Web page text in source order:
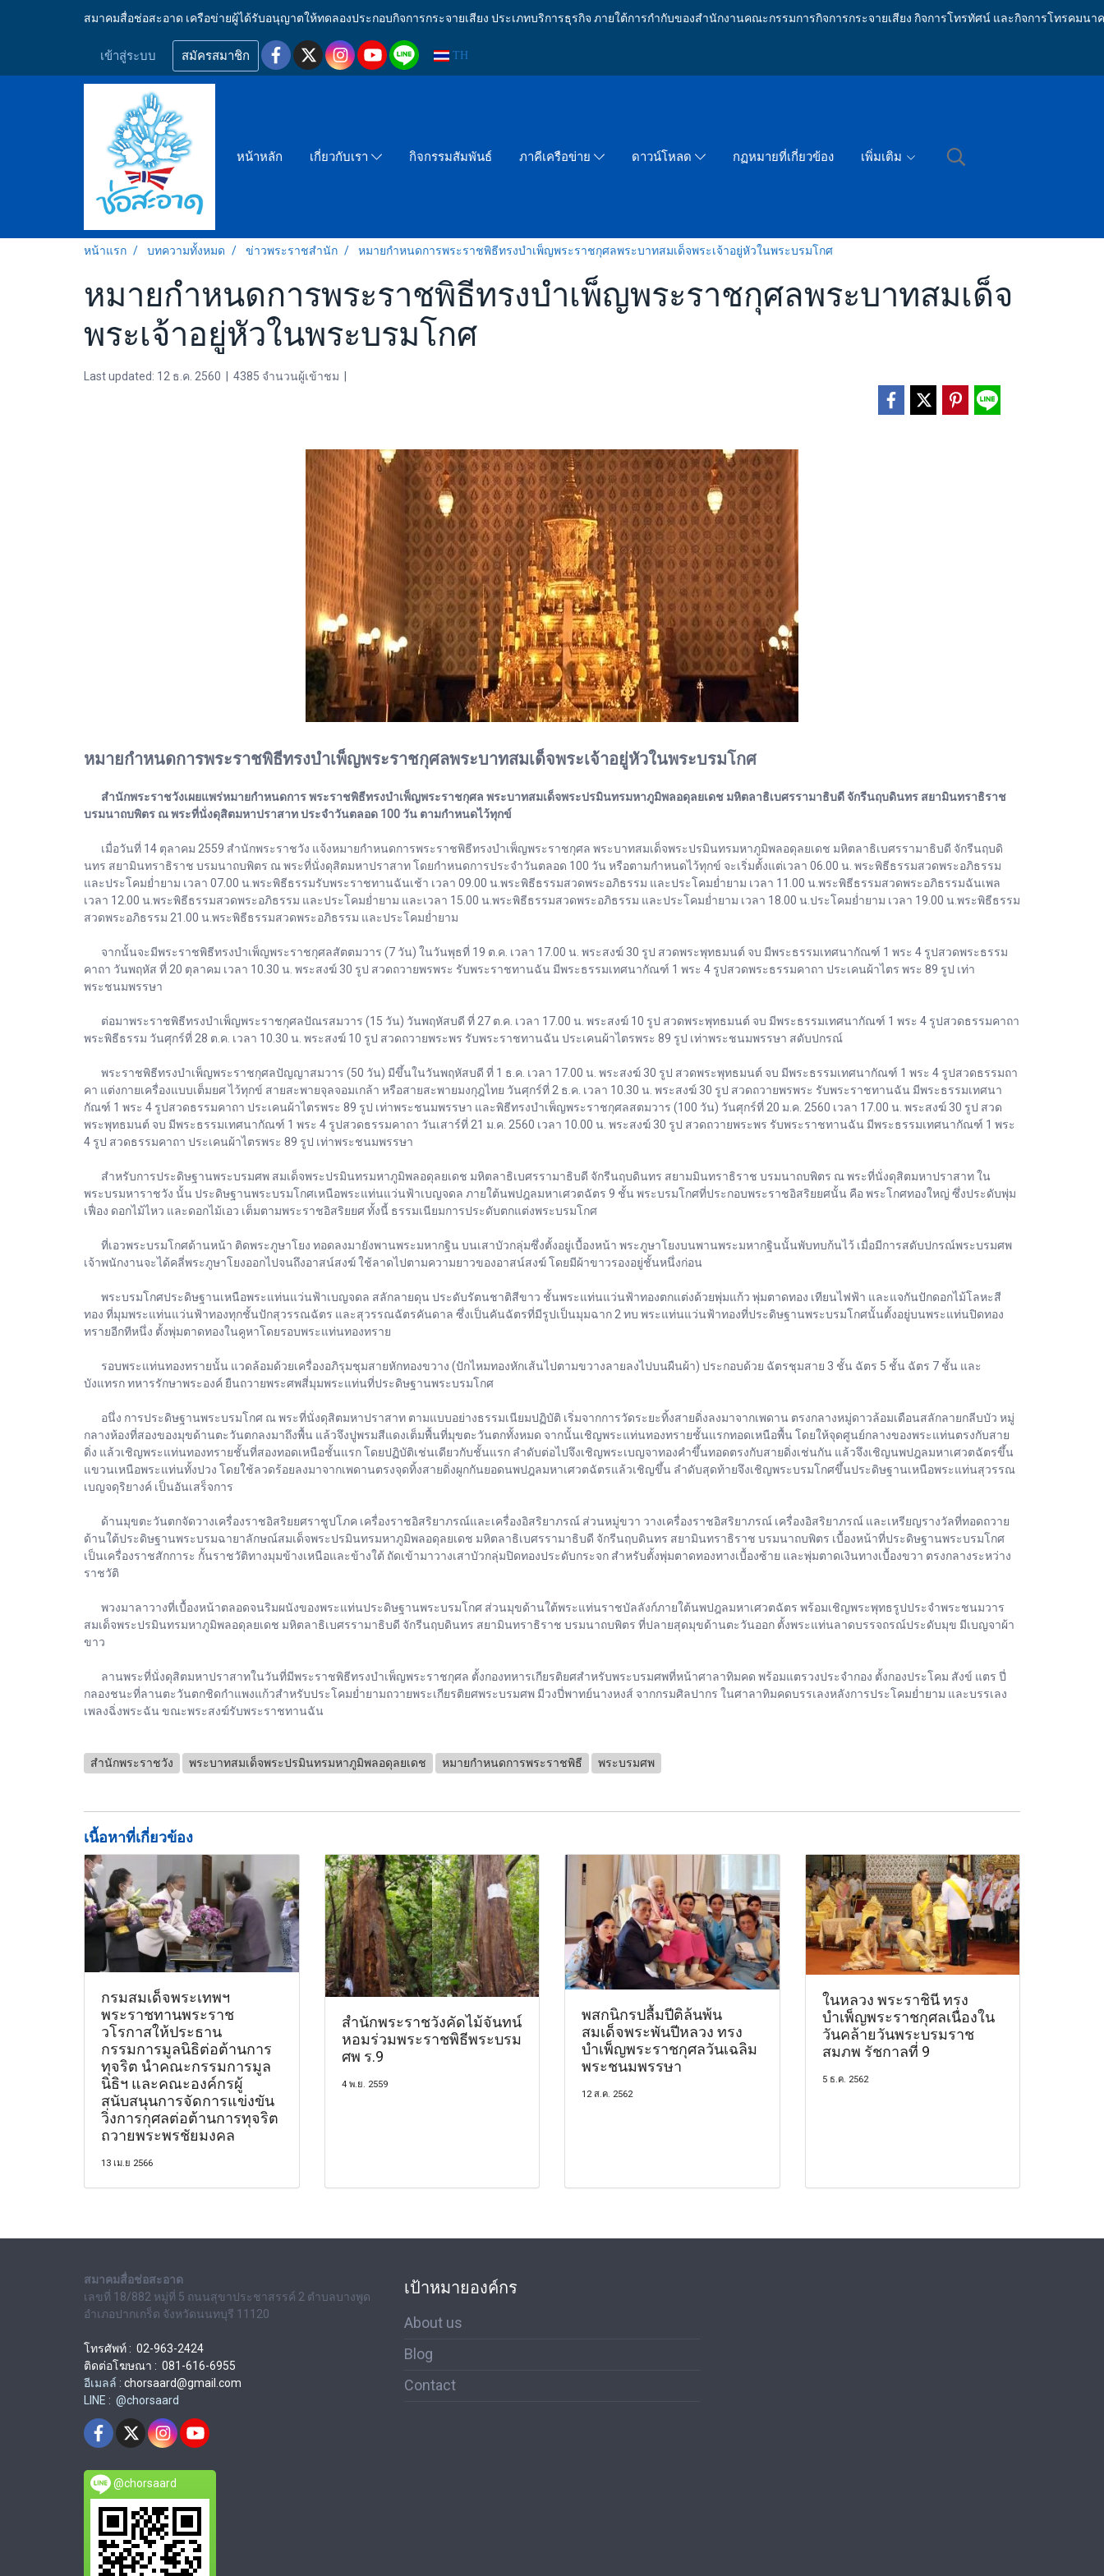
สมาคมสื่อช่อสะอาด เครือข่ายผู้ได้รับอนุญาตให้ทดลองประกอบกิจการกระจายเสียง ประเภทบริการธุรกิจ ภายใต้การกำกับของสำนักงานคณะกรรมการกิจการกระจายเสียง กิจการโทรทัศน์ และกิจการโทรคมนา
เข้าสู่ระบบ สมัครสมาชิก TH
หน้าหลัก เกี่ยวกับเรา กิจกรรมสัมพันธ์ ภาคีเครือข่าย ดาวน์โหลด กฏหมายที่เกี่ยวข้อง เพิ่มเติม
หน้าแรก บทความทั้งหมด ข่าวพระราชสำนัก หมายกำหนดการพระราชพิธีทรงบำเพ็ญพระราชกุศลพระบาทสมเด็จพระเจ้าอยู่หัวในพระบรมโกศ
หมายกำหนดการพระราชพิธีทรงบำเพ็ญพระราชกุศลพระบาทสมเด็จ
พระเจ้าอยู่หัวในพระบรมโกศ
Last updated: 12 ธ.ค. 2560 4385 จำนวนผู้เข้าชม
หมายกำหนดการพระราชพิธีทรงบำเพ็ญพระราชกุศลพระบาทสมเด็จพระเจ้าอยู่หัวในพระบรมโกศ
สำนักพระราชวังเผยแพร่หมายกำหนดการ พระราชพิธีทรงบำเพ็ญพระราชกุศล พระบาทสมเด็จพระปรมินทรมหาภูมิพลอดุลยเดช มหิตลาธิเบศรรามาธิบดี จักรีนฤบดินทร สยามินทราธิราช
บรมนาถบพิตร ณ พระที่นั่งดุสิตมหาปราสาท ประจำวันตลอด 100 วัน ตามกำหนดไว้ทุกข์
เมื่อวันที่ 14 ตุลาคม 2559 สำนักพระราชวัง แจ้งหมายกำหนดการพระราชพิธีทรงบำเพ็ญพระราชกุศล พระบาทสมเด็จพระปรมินทรมหาภูมิพลอดุลยเดช มหิตลาธิเบศรรามาธิบดี จักรีนฤบดิ
นทร สยามินทราธิราช บรมนาถบพิตร ณ พระที่นั่งดุสิตมหาปราสาท โดยกำหนดการประจำวันตลอด 100 วัน หรือตามกำหนดไว้ทุกข์ จะเริ่มตั้งแต่เวลา 06.00 น. พระพิธีธรรมสวดพระอภิธรรม
และประโคมย่ำยาม เวลา 07.00 น.พระพิธีธรรมรับพระราชทานฉันเช้า เวลา 09.00 น.พระพิธีธรรมสวดพระอภิธรรม และประโคมย่ำยาม เวลา 11.00 น.พระพิธีธรรมสวดพระอภิธรรมฉันเพล
เวลา 12.00 น.พระพิธีธรรมสวดพระอภิธรรม และประโคมย่ำยาม และเวลา 15.00 น.พระพิธีธรรมสวดพระอภิธรรม และประโคมย่ำยาม เวลา 18.00 น.ประโคมย่ำยาม เวลา 19.00 น.พระพิธีธรรม
สวดพระอภิธรรม 21.00 น.พระพิธีธรรมสวดพระอภิธรรม และประโคมย่ำยาม
จากนั้นจะมีพระราชพิธีทรงบำเพ็ญพระราชกุศลสัตตมวาร (7 วัน) ในวันพุธที่ 19 ต.ค. เวลา 17.00 น. พระสงฆ์ 30 รูป สวดพระพุทธมนต์ จบ มีพระธรรมเทศนากัณฑ์ 1 พระ 4 รูปสวดพระธรรม
คาถา วันพฤหัส ที่ 20 ตุลาคม เวลา 10.30 น. พระสงฆ์ 30 รูป สวดถวายพรพระ รับพระราชทานฉัน มีพระธรรมเทศนากัณฑ์ 1 พระ 4 รูปสวดพระธรรมคาถา ประเคนผ้าไตร พระ 89 รูป เท่า
พระชนมพรรษา
ต่อมาพระราชพิธีทรงบำเพ็ญพระราชกุศลปัณรสมวาร (15 วัน) วันพฤหัสบดี ที่ 27 ต.ค. เวลา 17.00 น. พระสงฆ์ 10 รูป สวดพระพุทธมนต์ จบ มีพระธรรมเทศนากัณฑ์ 1 พระ 4 รูปสวดธรรมคาถา
พระพิธีธรรม วันศุกร์ที่ 28 ต.ค. เวลา 10.30 น. พระสงฆ์ 10 รูป สวดถวายพระพร รับพระราชทานฉัน ประเคนผ้าไตรพระ 89 รูป เท่าพระชนมพรรษา สดับปกรณ์
พระราชพิธีทรงบำเพ็ญพระราชกุศลปัญญาสมวาร (50 วัน) มีขึ้นในวันพฤหัสบดี ที่ 1 ธ.ค. เวลา 17.00 น. พระสงฆ์ 30 รูป สวดพระพุทธมนต์ จบ มีพระธรรมเทศนากัณฑ์ 1 พระ 4 รูปสวดธรรมถา
คา แต่งกายเครื่องแบบเต็มยศ ไว้ทุกข์ สายสะพายจุลจอมเกล้า หรือสายสะพายมงกุฎไทย วันศุกร์ที่ 2 ธ.ค. เวลา 10.30 น. พระสงฆ์ 30 รูป สวดถวายพรพระ รับพระราชทานฉัน มีพระธรรมเทศนา
กัณฑ์ 1 พระ 4 รูปสวดธรรมคาถา ประเคนผ้าไตรพระ 89 รูป เท่าพระชนมพรรษา และพิธีทรงบำเพ็ญพระราชกุศลสตมวาร (100 วัน) วันศุกร์ที่ 20 ม.ค. 2560 เวลา 17.00 น. พระสงฆ์ 30 รูป สวด
พระพุทธมนต์ จบ มีพระธรรมเทศนากัณฑ์ 1 พระ 4 รูปสวดธรรมคาถา วันเสาร์ที่ 21 ม.ค. 2560 เวลา 10.00 น. พระสงฆ์ 30 รูป สวดถวายพระพร รับพระราชทานฉัน มีพระธรรมเทศนากัณฑ์ 1 พระ
4 รูป สวดธรรมคาถา ประเคนผ้าไตรพระ 89 รูป เท่าพระชนมพรรษา
สำหรับการประดิษฐานพระบรมศพ สมเด็จพระปรมินทรมหาภูมิพลอดุลยเดช มหิตลาธิเบศรรามาธิบดี จักรีนฤบดินทร สยามมินทราธิราช บรมนาถบพิตร ณ พระที่นั่งดุสิตมหาปราสาท ใน
พระบรมหาราชวัง นั้น ประดิษฐานพระบรมโกศเหนือพระแท่นแว่นฟ้าเบญจดล ภายใต้นพปฎลมหาเศวตฉัตร 9 ชั้น พระบรมโกศที่ประกอบพระราชอิสริยยศนั้น คือ พระโกศทองใหญ่ ซึ่งประดับพุ่ม
เฟื่อง ดอกไม้ไหว และดอกไม้เอว เต็มตามพระราชอิสริยยศ ทั้งนี้ ธรรมเนียมการประดับตกแต่งพระบรมโกศ
ที่เอวพระบรมโกศด้านหน้า ติดพระภูษาโยง ทอดลงมายังพานพระมหากฐิน บนเสาบัวกลุ่มซึ่งตั้งอยู่เบื้องหน้า พระภูษาโยงบนพานพระมหากฐินนั้นพับทบก้นไว้ เมื่อมีการสดับปกรณ์พระบรมศพ
เจ้าพนักงานจะได้คลี่พระภูษาโยงออกไปจนถึงอาสน์สงฆ์ ใช้ลาดไปตามความยาวของอาสน์สงฆ์ โดยมีผ้าขาวรองอยู่ชั้นหนึ่งก่อน
พระบรมโกศประดิษฐานเหนือพระแท่นแว่นฟ้าเบญจดล สลักลายดุน ประดับรัตนชาติสีขาว ชั้นพระแท่นแว่นฟ้าทองตกแต่งด้วยพุ่มแก้ว พุ่มตาดทอง เทียนไฟฟ้า และแจกันปักดอกไม้โลหะสี
ทอง ที่มุมพระแท่นแว่นฟ้าทองทุกชั้นปักสุวรรณฉัตร และสุวรรณฉัตรคันดาล ซึ่งเป็นคันฉัตรที่มีรูปเป็นมุมฉาก 2 ทบ พระแท่นแว่นฟ้าทองที่ประดิษฐานพระบรมโกศนั้นตั้งอยู่บนพระแท่นปิดทอง
ทรายอีกทีหนึ่ง ตั้งพุ่มตาดทองในคูหาโดยรอบพระแท่นทองทราย
รอบพระแท่นทองทรายนั้น แวดล้อมด้วยเครื่องอภิรุมชุมสายหักทองขวาง (ปักไหมทองหักเส้นไปตามขวางลายลงไปบนผืนผ้า) ประกอบด้วย ฉัตรชุมสาย 3 ชั้น ฉัตร 5 ชั้น ฉัตร 7 ชั้น และ
บังแทรก ทหารรักษาพระองค์ ยืนถวายพระศพสี่มุมพระแท่นที่ประดิษฐานพระบรมโกศ
อนึ่ง การประดิษฐานพระบรมโกศ ณ พระที่นั่งดุสิตมหาปราสาท ตามแบบอย่างธรรมเนียมปฏิบัติ เริ่มจากการวัดระยะทิ้งสายดิ่งลงมาจากเพดาน ตรงกลางหมู่ดาวล้อมเดือนสลักลายกลีบบัว หมู่
กลางห้องที่สองของมุขด้านตะวันตกลงมาถึงพื้น แล้วจึงปูพรมสีแดงเต็มพื้นที่มุขตะวันตกทั้งหมด จากนั้นเชิญพระแท่นทองทรายชั้นแรกทอดเหนือพื้น โดยให้จุดศูนย์กลางของพระแท่นตรงกับสาย
ดิ่ง แล้วเชิญพระแท่นทองทรายชั้นที่สองทอดเหนือชั้นแรก โดยปฏิบัติเช่นเดียวกับชั้นแรก ลำดับต่อไปจึงเชิญพระเบญจาทองคำขึ้นทอดตรงกับสายดิ่งเช่นกัน แล้วจึงเชิญนพปฎลมหาเศวตฉัตรขึ้น
แขวนเหนือพระแท่นทั้งปวง โดยใช้ลวดร้อยลงมาจากเพดานตรงจุดทิ้งสายดิ่งผูกกันยอดนพปฎลมหาเศวตฉัตรแล้วเชิญขึ้น ลำดับสุดท้ายจึงเชิญพระบรมโกศขึ้นประดิษฐานเหนือพระแท่นสุวรรณ
เบญจดุริยางค์ เป็นอันเสร็จการ
ด้านมุขตะวันตกจัดวางเครื่องราชอิสริยยศราชูปโภค เครื่องราชอิสริยาภรณ์และเครื่องอิสริยาภรณ์ ส่วนหมู่ขวา วางเครื่องราชอิสริยาภรณ์ เครื่องอิสริยาภรณ์ และเหรียญรางวัลที่ทอดถวาย
ด้านใต้ประดิษฐานพระบรมฉายาลักษณ์สมเด็จพระปรมินทรมหาภูมิพลอดุลยเดช มหิตลาธิเบศรรามาธิบดี จักรีนฤบดินทร สยามินทราธิราช บรมนาถบพิตร เบื้องหน้าที่ประดิษฐานพระบรมโกศ
เป็นเครื่องราชสักการะ กั้นราชวัติทางมุมข้างเหนือและข้างใต้ ถัดเข้ามาวางเสาบัวกลุ่มปิดทองประดับกระจก สำหรับตั้งพุ่มตาดทองทางเบื้องซ้าย และพุ่มตาดเงินทางเบื้องขวา ตรงกลางระหว่าง
ราชวัติ
พวงมาลาวางที่เบื้องหน้าตลอดจนริมผนังของพระแท่นประดิษฐานพระบรมโกศ ส่วนมุขด้านใต้พระแท่นราชบัลลังก์ภายใต้นพปฎลมหาเศวตฉัตร พร้อมเชิญพระพุทธรูปประจำพระชนมวาร
สมเด็จพระปรมินทรมหาภูมิพลอดุลยเดช มหิตลาธิเบศรรามาธิบดี จักรีนฤบดินทร สยามินทราธิราช บรมนาถบพิตร ที่ปลายสุดมุขด้านตะวันออก ตั้งพระแท่นลาดบรรจถรณ์ประดับมุข มีเบญจาผ้า
ขาว
ลานพระที่นั่งดุสิตมหาปราสาทในวันที่มีพระราชพิธีทรงบำเพ็ญพระราชกุศล ตั้งกองทหารเกียรติยศสำหรับพระบรมศพที่หน้าศาลาทิมคด พร้อมแตรวงประจำกอง ตั้งกองประโคม สังข์ แตร ปี่
กลองชนะที่ลานตะวันตกชิดกำแพงแก้วสำหรับประโคมย่ำยามถวายพระเกียรติยศพระบรมศพ มีวงปี่พาทย์นางหงส์ จากกรมศิลปากร ในศาลาทิมคดบรรเลงหลังการประโคมย่ำยาม และบรรเลง
เพลงฉิ่งพระฉัน ขณะพระสงฆ์รับพระราชทานฉัน
สำนักพระราชวัง พระบาทสมเด็จพระปรมินทรมหาภูมิพลอดุลยเดช หมายกำหนดการพระราชพิธี พระบรมศพ
เนื้อหาที่เกี่ยวข้อง
กรมสมเด็จพระเทพฯ
พระราชทานพระราช
วโรกาสให้ประธาน
กรรมการมูลนิธิต่อต้านการ
ทุจริต นำคณะกรรมการมูล
นิธิฯ และคณะองค์กรผู้
สนับสนุนการจัดการแข่งขัน
วิ่งการกุศลต่อต้านการทุจริต
ถวายพระพรชัยมงคล
13 เม.ย 2566
สำนักพระราชวังคัดไม้จันทน์
หอมร่วมพระราชพิธีพระบรม
ศพ ร.9
4 พ.ย. 2559
พสกนิกรปลื้มปีติล้นพ้น
สมเด็จพระพันปีหลวง ทรง
บำเพ็ญพระราชกุศลวันเฉลิม
พระชนมพรรษา
12 ส.ค. 2562
ในหลวง พระราชินี ทรง
บำเพ็ญพระราชกุศลเนื่องใน
วันคล้ายวันพระบรมราช
สมภพ รัชกาลที่ 9
5 ธ.ค. 2562
สมาคมสื่อช่อสะอาด
เลขที่ 18/882 หมู่ที่ 5 ถนนสุขาประชาสรรค์ 2 ตำบลบางพูด
อำเภอปากเกร็ด จังหวัดนนทบุรี 11120
โทรศัพท์ : 02-963-2424
ติดต่อโฆษณา : 081-616-6955
อีเมลล์ : chorsaard@gmail.com
LINE : @chorsaard
@chorsaard
เป้าหมายองค์กร
About us
Blog
Contact